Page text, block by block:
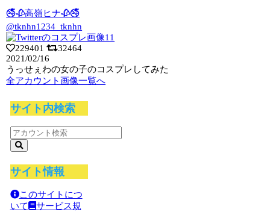
🚭🥀高嶺ヒナ🥀🚭
@tknhn1234_tknhn
229401
32464
2021/02/16
うっせぇわの女の子のコスプレしてみた
全アカウント画像一覧へ
サイト内検索
サイト情報
このサイトにつ
いて
サービス規